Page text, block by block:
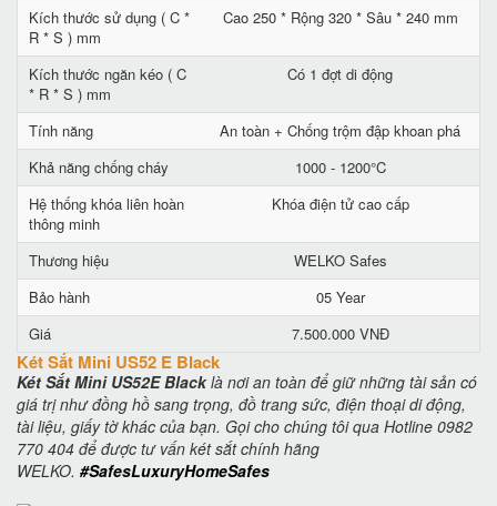
Kích thước sử dụng ( C *
R * S ) mm
Cao 250 * Rộng 320 * Sâu * 240 mm
Kích thước ngăn kéo ( C
* R * S ) mm
Có 1 đợt di động
Tính năng
An toàn + Chống trộm đập khoan phá
Khả năng chống cháy
1000 - 1200°C
Hệ thống khóa liên hoàn
thông minh
Khóa điện tử cao cấp
Thương hiệu
WELKO Safes
Bảo hành
05 Year
Giá
7.500.000 VNĐ
Két Sắt Mini US52 E Black
Két Sắt Mini US52E Blacklà nơi an toàn để giữ những tài sản có
giá trị như đồng hồ sang trọng, đồ trang sức, điện thoại di động,
tài liệu, giấy tờ khác của bạn. Gọi cho chúng tôi qua Hotline 0982
770 404 để được tư vấn két sắt chính hãng
WELKO. #SafesLuxuryHomeSafes